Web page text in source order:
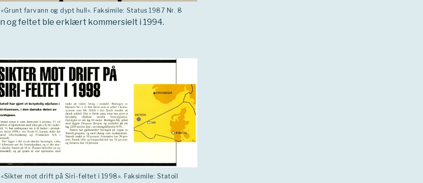
farvann og dypt hull». Faksimile: Status 1987 Nr. 8
og feltet ble erklært kommersielt i 1994.
mot drift på Siri-feltet i 1998». Faksimile: Statoil